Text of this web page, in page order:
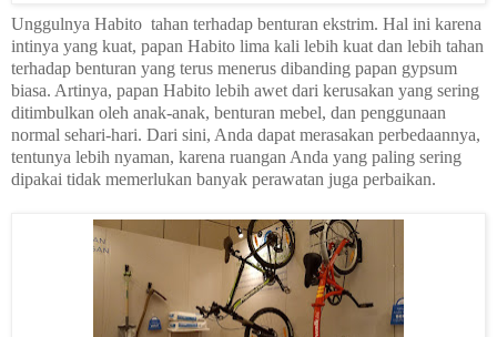
Unggulnya Habito tahan terhadap benturan ekstrim. Hal ini karena
intinya yang kuat, papan Habito lima kali lebih kuat dan lebih tahan
terhadap benturan yang terus menerus dibanding papan gypsum
biasa. Artinya, papan Habito lebih awet dari kerusakan yang sering
ditimbulkan oleh anak-anak, benturan mebel, dan penggunaan
normal sehari-hari. Dari sini, Anda dapat merasakan perbedaannya,
tentunya lebih nyaman, karena ruangan Anda yang paling sering
dipakai tidak memerlukan banyak perawatan juga perbaikan.